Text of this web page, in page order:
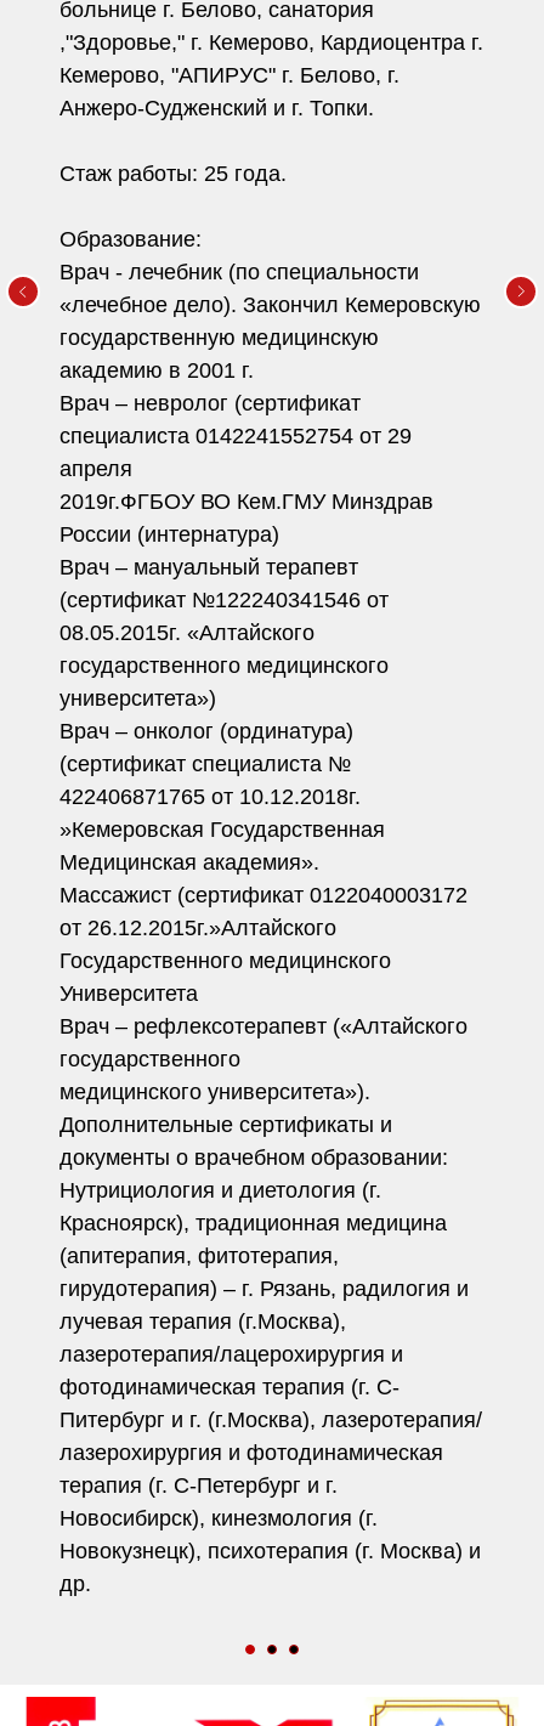
больнице г. Белово, санатория
,"Здоровье," г. Кемерово, Кардиоцентра г.
Кемерово, "АПИРУС" г. Белово, г.
Анжеро-Судженский и г. Топки.
Стаж работы: 25 года.
Образование:
Врач - лечебник (по специальности
«лечебное дело). Закончил Кемеровскую
государственную медицинскую
академию в 2001 г.
Врач – невролог (сертификат
специалиста 0142241552754 от 29
апреля
2019г.ФГБОУ ВО Кем.ГМУ Минздрав
России (интернатура)
Врач – мануальный терапевт
(сертификат №122240341546 от
08.05.2015г. «Алтайского
государственного медицинского
университета»)
Врач – онколог (ординатура)
(сертификат специалиста №
422406871765 от 10.12.2018г.
»Кемеровская Государственная
Медицинская академия».
Массажист (сертификат 0122040003172
от 26.12.2015г.»Алтайского
Государственного медицинского
Университета
Врач – рефлексотерапевт («Алтайского
государственного
медицинского университета»).
Дополнительные сертификаты и
документы о врачебном образовании:
Нутрициология и диетология (г.
Красноярск), традиционная медицина
(апитерапия, фитотерапия,
гирудотерапия) – г. Рязань, радилогия и
лучевая терапия (г.Москва),
лазеротерапия/лацерохирургия и
фотодинамическая терапия (г. С-
Питербург и г. (г.Москва), лазеротерапия/
лазерохирургия и фотодинамическая
терапия (г. С-Петербург и г.
Новосибирск), кинезмология (г.
Новокузнецк), психотерапия (г. Москва) и
др.